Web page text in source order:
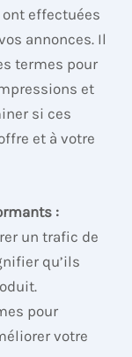
effectuées
annonces. Il
termes pour
et
si ces
et à votre
:
un trafic de
qu’ils
pour
votre